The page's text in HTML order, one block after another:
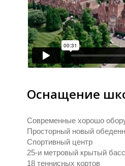
Оснащение
Современные хорошо
Просторный новый
Спортивный центр
25-и метровый крытый
18 теннисных кортов